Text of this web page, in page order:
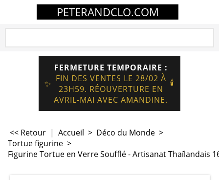
PETERANDCLO.COM
✨
FERMETURE TEMPORAIRE :
FIN DES VENTES LE 28/02 À
23H59. RÉOUVERTURE EN
AVRIL-MAI AVEC AMANDINE.
🕯️
<< Retour | Accueil > Déco du Monde >
Tortue figurine >
Figurine Tortue en Verre Soufflé - Artisanat Thaïlandais